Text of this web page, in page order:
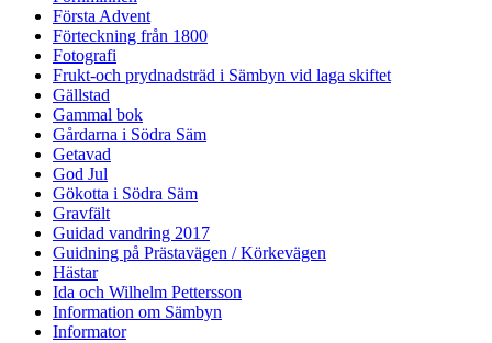
Första Advent
Förteckning från 1800
Fotografi
Frukt-och prydnadsträd i Sämbyn vid laga skiftet
Gällstad
Gammal bok
Gårdarna i Södra Säm
Getavad
God Jul
Gökotta i Södra Säm
Gravfält
Guidad vandring 2017
Guidning på Prästavägen / Körkevägen
Hästar
Ida och Wilhelm Pettersson
Information om Sämbyn
Informator